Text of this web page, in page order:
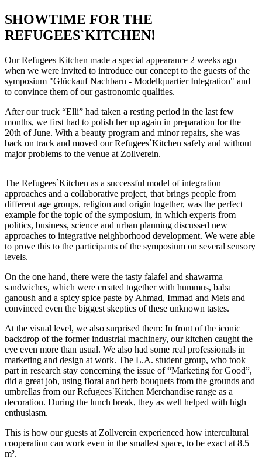
SHOWTIME FOR THE
REFUGEES`KITCHEN!
Our Refugees Kitchen made a special appearance 2 weeks ago
when we were invited to introduce our concept to the guests of the
symposium "Glückauf Nachbarn - Modellquartier Integration" and
to convince them of our gastronomic qualities.
After our truck “Elli” had taken a resting period in the last few
months, we first had to polish her up again in preparation for the
20th of June. With a beauty program and minor repairs, she was
back on track and moved our Refugees`Kitchen safely and without
major problems to the venue at Zollverein.
The Refugees`Kitchen as a successful model of integration
approaches and a collaborative project, that brings people from
different age groups, religion and origin together, was the perfect
example for the topic of the symposium, in which experts from
politics, business, science and urban planning discussed new
approaches to integrative neighborhood development. We were able
to prove this to the participants of the symposium on several sensory
levels.
On the one hand, there were the tasty falafel and shawarma
sandwiches, which were created together with hummus, baba
ganoush and a spicy spice paste by Ahmad, Immad and Meis and
convinced even the biggest skeptics of these unknown tastes.
At the visual level, we also surprised them: In front of the iconic
backdrop of the former industrial machinery, our kitchen caught the
eye even more than usual. We also had some real professionals in
marketing and design at work. The L.A. student group, who took
part in research stay concerning the issue of “Marketing for Good”,
did a great job, using floral and herb bouquets from the grounds and
umbrellas from our Refugees`Kitchen Merchandise range as a
decoration. During the lunch break, they as well helped with high
enthusiasm.
This is how our guests at Zollverein experienced how intercultural
cooperation can work even in the smallest space, to be exact at 8.5
m².